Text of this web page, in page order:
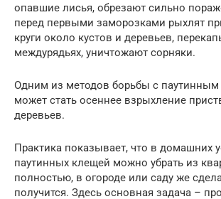
опавшие лисья, обрезают сильно
перед первыми заморозками рыхлят
круги около кустов и деревьев,
междурядьях, уничтожают сорняки.
Одним из методов борьбы с
может стать осеннее взрыхление
деревьев.
Практика показывает, что в домашних
паутинных клещей можно убрать из
полностью, в огороде или саду же
получится. Здесь основная задача –